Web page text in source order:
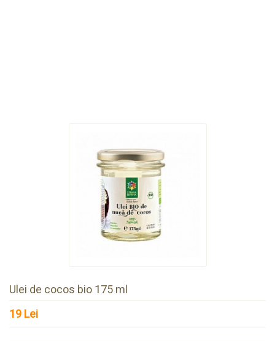
Ulei de cocos bio 175 ml
19 Lei